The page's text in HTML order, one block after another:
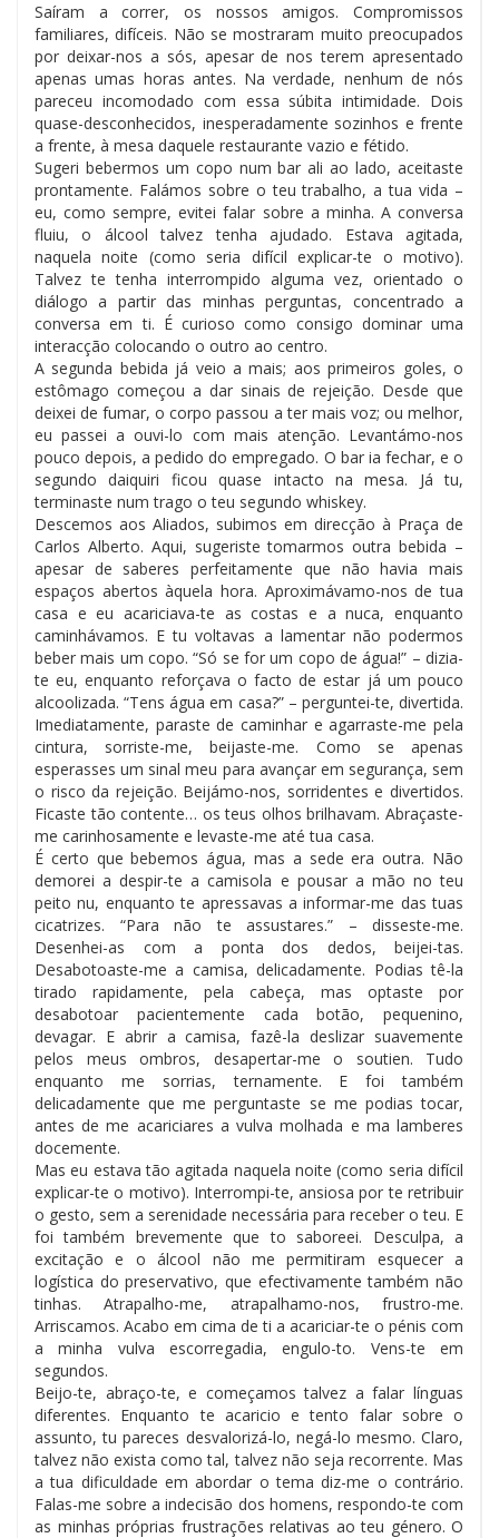
Saíram a correr, os nossos amigos. Compromissos
familiares, difíceis. Não se mostraram muito preocupados
por deixar-nos a sós, apesar de nos terem apresentado
apenas umas horas antes. Na verdade, nenhum de nós
pareceu incomodado com essa súbita intimidade. Dois
quase-desconhecidos, inesperadamente sozinhos e frente
a frente, à mesa daquele restaurante vazio e fétido.
Sugeri bebermos um copo num bar ali ao lado, aceitaste
prontamente. Falámos sobre o teu trabalho, a tua vida –
eu, como sempre, evitei falar sobre a minha. A conversa
fluiu, o álcool talvez tenha ajudado. Estava agitada,
naquela noite (como seria difícil explicar-te o motivo).
Talvez te tenha interrompido alguma vez, orientado o
diálogo a partir das minhas perguntas, concentrado a
conversa em ti. É curioso como consigo dominar uma
interacção colocando o outro ao centro.
A segunda bebida já veio a mais; aos primeiros goles, o
estômago começou a dar sinais de rejeição. Desde que
deixei de fumar, o corpo passou a ter mais voz; ou melhor,
eu passei a ouvi-lo com mais atenção. Levantámo-nos
pouco depois, a pedido do empregado. O bar ia fechar, e o
segundo daiquiri ficou quase intacto na mesa. Já tu,
terminaste num trago o teu segundo whiskey.
Descemos aos Aliados, subimos em direcção à Praça de
Carlos Alberto. Aqui, sugeriste tomarmos outra bebida –
apesar de saberes perfeitamente que não havia mais
espaços abertos àquela hora. Aproximávamo-nos de tua
casa e eu acariciava-te as costas e a nuca, enquanto
caminhávamos. E tu voltavas a lamentar não podermos
beber mais um copo. “Só se for um copo de água!” – dizia-
te eu, enquanto reforçava o facto de estar já um pouco
alcoolizada. “Tens água em casa?” – perguntei-te, divertida.
Imediatamente, paraste de caminhar e agarraste-me pela
cintura, sorriste-me, beijaste-me. Como se apenas
esperasses um sinal meu para avançar em segurança, sem
o risco da rejeição. Beijámo-nos, sorridentes e divertidos.
Ficaste tão contente… os teus olhos brilhavam. Abraçaste-
me carinhosamente e levaste-me até tua casa.
É certo que bebemos água, mas a sede era outra. Não
demorei a despir-te a camisola e pousar a mão no teu
peito nu, enquanto te apressavas a informar-me das tuas
cicatrizes. “Para não te assustares.” – disseste-me.
Desenhei-as com a ponta dos dedos, beijei-tas.
Desabotoaste-me a camisa, delicadamente. Podias tê-la
tirado rapidamente, pela cabeça, mas optaste por
desabotoar pacientemente cada botão, pequenino,
devagar. E abrir a camisa, fazê-la deslizar suavemente
pelos meus ombros, desapertar-me o soutien. Tudo
enquanto me sorrias, ternamente. E foi também
delicadamente que me perguntaste se me podias tocar,
antes de me acariciares a vulva molhada e ma lamberes
docemente.
Mas eu estava tão agitada naquela noite (como seria difícil
explicar-te o motivo). Interrompi-te, ansiosa por te retribuir
o gesto, sem a serenidade necessária para receber o teu. E
foi também brevemente que to saboreei. Desculpa, a
excitação e o álcool não me permitiram esquecer a
logística do preservativo, que efectivamente também não
tinhas. Atrapalho-me, atrapalhamo-nos, frustro-me.
Arriscamos. Acabo em cima de ti a acariciar-te o pénis com
a minha vulva escorregadia, engulo-to. Vens-te em
segundos.
Beijo-te, abraço-te, e começamos talvez a falar línguas
diferentes. Enquanto te acaricio e tento falar sobre o
assunto, tu pareces desvalorizá-lo, negá-lo mesmo. Claro,
talvez não exista como tal, talvez não seja recorrente. Mas
a tua dificuldade em abordar o tema diz-me o contrário.
Falas-me sobre a indecisão dos homens, respondo-te com
as minhas próprias frustrações relativas ao teu género. O